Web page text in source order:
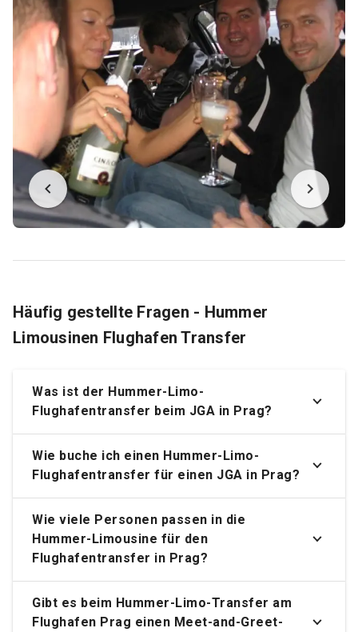
Häufig gestellte Fragen - Hummer
Limousinen Flughafen Transfer
Was ist der Hummer-Limo-
Flughafentransfer beim JGA in Prag?
Wie buche ich einen Hummer-Limo-
Flughafentransfer für einen JGA in Prag?
Wie viele Personen passen in die
Hummer-Limousine für den
Flughafentransfer in Prag?
Gibt es beim Hummer-Limo-Transfer am
Flughafen Prag einen Meet-and-Greet-